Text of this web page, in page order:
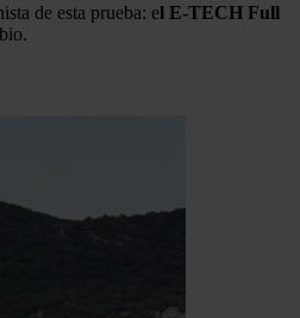
de esta prueba: el E-TECH Full